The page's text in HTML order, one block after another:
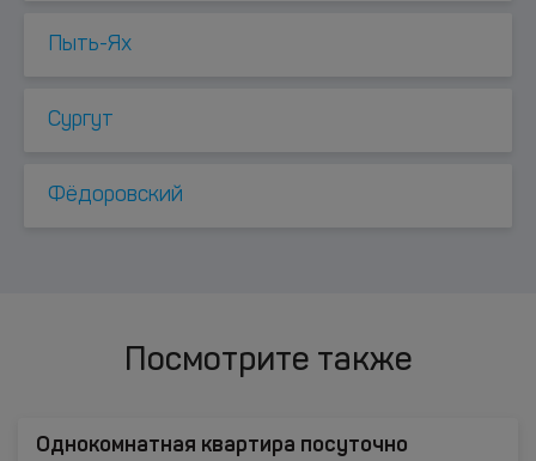
Пыть-Ях
Сургут
Фёдоровский
Посмотрите также
Однокомнатная квартира посуточно